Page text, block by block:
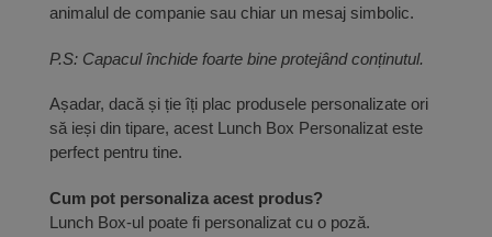
animalul de companie sau chiar un mesaj simbolic.
P.S: Capacul închide foarte bine protejând conținutul.
Așadar, dacă și ție îți plac produsele personalizate ori
să ieși din tipare, acest Lunch Box Personalizat este
perfect pentru tine.
Cum pot personaliza acest produs?
Lunch Box-ul poate fi personalizat cu o poză.